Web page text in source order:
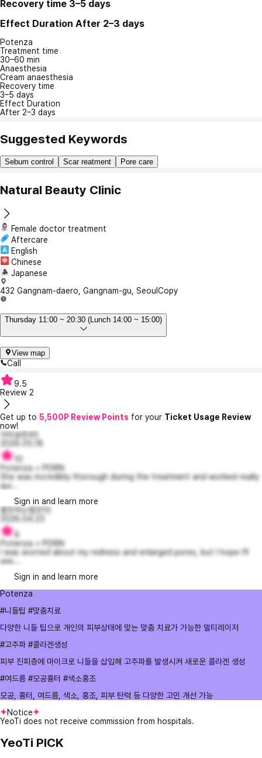
Recovery time 3–5 days
Effect Duration After 2–3 days
Potenza
Treatment time
30–60 min
Anaesthesia
Cream anaesthesia
Recovery time
3–5 days
Effect Duration
After 2–3 days
Suggested Keywords
Sebum control Scar reatment Pore care
Natural Beauty Clinic
Female doctor treatment
Aftercare
English
Chinese
Japanese
432 Gangnam-daero, Gangnam-gu, Seoul Copy
Thursday 11:00 ~ 20:30 (Lunch 14:00 ~ 15:00)
View map
Call
9.5
Review 2
Get up to 5,500P Review Points for your Ticket Usage Review
now!
아리송한45
2026.05.18
Potenza + PDRN
She was incredibly thorough during the treatment and worked really
qui...
Sign in and learn more
흠칫하는챔프10
2026.04.23
9
Potenza + PDRN
I was worried about my redness and enlarged pores, but I hope I’ll
see...
Sign in and learn more
Potenza
#니들팁 #맞춤치료
다양한 니들 팁으로 개인의 피부상태에 맞는 맞춤 치료가 가능한 멀티레이저
#고주파 #콜라겐생성
피부 진피층에 마이크로 니들을 삽입해 고주파를 발생시켜 새로운 콜라겐 생성
#여드름 #모공흉터 #색소홍조
모공, 흉터, 여드름, 색소, 홍조, 피부 탄력 등 다양한 고민 개선 가능
Notice
YeoTi does not receive commission from hospitals.
YeoTi PICK